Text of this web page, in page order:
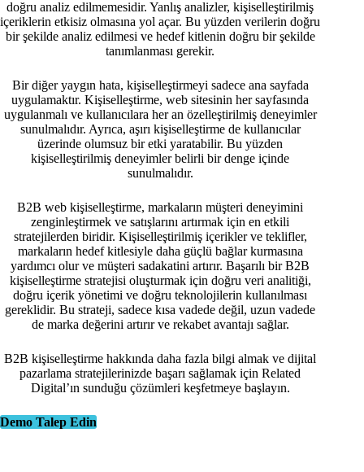
doğru analiz edilmemesidir. Yanlış analizler, kişiselleştirilmiş
içeriklerin etkisiz olmasına yol açar. Bu yüzden verilerin doğru
bir şekilde analiz edilmesi ve hedef kitlenin doğru bir şekilde
tanımlanması gerekir.
Bir diğer yaygın hata, kişiselleştirmeyi sadece ana sayfada
uygulamaktır. Kişiselleştirme, web sitesinin her sayfasında
uygulanmalı ve kullanıcılara her an özelleştirilmiş deneyimler
sunulmalıdır. Ayrıca, aşırı kişiselleştirme de kullanıcılar
üzerinde olumsuz bir etki yaratabilir. Bu yüzden
kişiselleştirilmiş deneyimler belirli bir denge içinde
sunulmalıdır.
B2B web kişiselleştirme, markaların müşteri deneyimini
zenginleştirmek ve satışlarını artırmak için en etkili
stratejilerden biridir. Kişiselleştirilmiş içerikler ve teklifler,
markaların hedef kitlesiyle daha güçlü bağlar kurmasına
yardımcı olur ve müşteri sadakatini artırır. Başarılı bir B2B
kişiselleştirme stratejisi oluşturmak için doğru veri analitiği,
doğru içerik yönetimi ve doğru teknolojilerin kullanılması
gereklidir. Bu strateji, sadece kısa vadede değil, uzun vadede
de marka değerini artırır ve rekabet avantajı sağlar.
B2B kişiselleştirme hakkında daha fazla bilgi almak ve dijital
pazarlama stratejilerinizde başarı sağlamak için Related
Digital’ın sunduğu çözümleri keşfetmeye başlayın.
Demo Talep Edin